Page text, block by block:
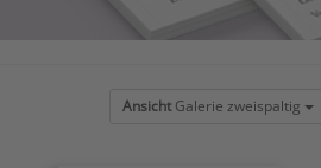
AnsichtGalerie zweispaltig